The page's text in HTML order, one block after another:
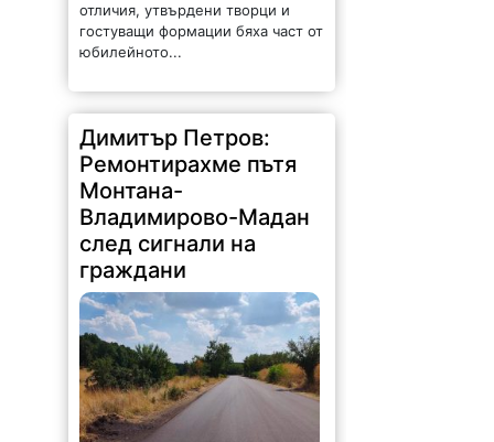
отличия, утвърдени творци и
гостуващи формации бяха част от
юбилейното...
Димитър Петров:
Ремонтирахме пътя
Монтана-
Владимирово-Мадан
след сигнали на
граждани